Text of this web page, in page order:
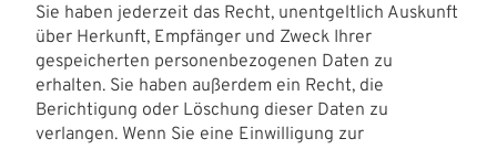
Sie haben jederzeit das Recht, unentgeltlich Auskunft
über Herkunft, Empfänger und Zweck Ihrer
gespeicherten personenbezogenen Daten zu
erhalten. Sie haben außerdem ein Recht, die
Berichtigung oder Löschung dieser Daten zu
verlangen. Wenn Sie eine Einwilligung zur